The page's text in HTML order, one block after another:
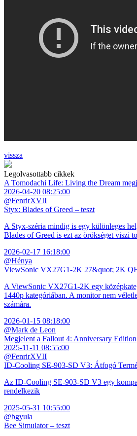
vissza
Legolvasottabb cikkek
A Tomodachi Life: Living the Dream
2026-04-20 08:25:00
@FenrirXVII
Styx: Blades of Greed – teszt
A Styx-széria mindig is egy különleges
Blades of Greed is ezt az örökséget viszi
2026-02-17 16:18:00
@Hénya
ViewSonic VX27G1-2K 27&quot; 2K
A ViewSonic VX27G1-2K egy
1440p kategóriában. A monitor nem
számára.
2026-01-15 08:18:00
@Mark de Leon
Megjelent a Fallout 4: Anniversary Edition
2025-11-11 08:55:00
@FenrirXVII
ID-Cooling SE-903-SD V3: Átfogó
Az ID-Cooling SE-903-SD V3 egy
rendelkezik
2025-05-31 10:55:00
@bgyula
Bee Simulator – teszt